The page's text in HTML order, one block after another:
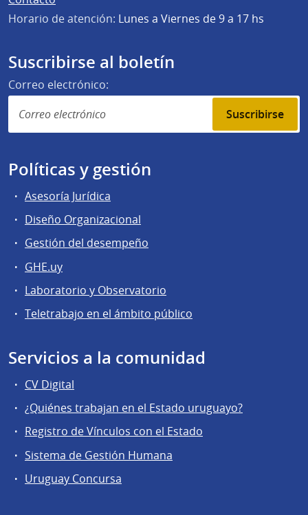
Horario de atención: Lunes a Viernes de 9 a 17 hs
Suscribirse al boletín
Correo electrónico:
Suscribirse
Políticas y gestión
Asesoría Jurídica
Diseño Organizacional
Gestión del desempeño
GHE.uy
Laboratorio y Observatorio
Teletrabajo en el ámbito público
Servicios a la comunidad
CV Digital
¿Quiénes trabajan en el Estado uruguayo?
Registro de Vínculos con el Estado
Sistema de Gestión Humana
Uruguay Concursa